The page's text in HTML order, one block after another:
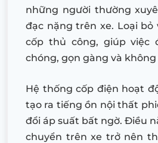
những người thường
đạc nặng trên xe. Loại bỏ
cốp thủ công, giúp việc
chóng, gọn gàng và
Hệ thống cốp điện hoạt
tạo ra tiếng ồn nội thất
đổi áp suất bất ngờ. Điều
chuyển trên xe trở nên